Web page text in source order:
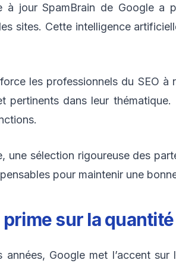
à jour SpamBrain de Google a
sites. Cette intelligence
les professionnels du SEO à
pertinents dans leur
une sélection rigoureuse des
pour maintenir une
prime sur la
années, Google met l’accent